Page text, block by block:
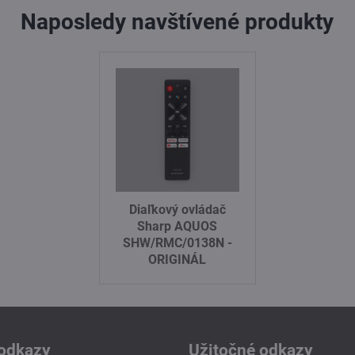
Naposledy navštívené produkty
Diaľkový ovládač
Sharp AQUOS
SHW/RMC/0138N -
ORIGINÁL
Užitočné odkazy